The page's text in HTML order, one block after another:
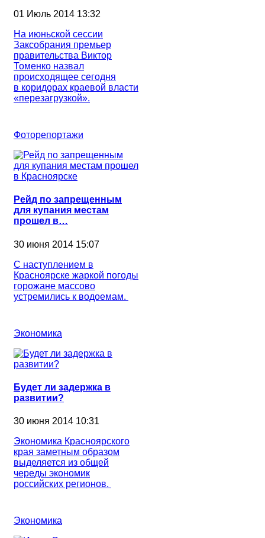
01 Июль 2014 13:32
На июньской сессии
Заксобрания премьер
правительства Виктор
Томенко назвал
происходящее сегодня
в коридорах краевой власти
«перезагрузкой».
Фоторепортажи
Рейд по запрещенным
для купания местам
прошел в…
30 июня 2014 15:07
С наступлением в
Красноярске жаркой погоды
горожане массово
устремились к водоемам.
Экономика
Будет ли задержка в
развитии?
30 июня 2014 10:31
Экономика Красноярского
края заметным образом
выделяется из общей
череды экономик
российских регионов.
Экономика